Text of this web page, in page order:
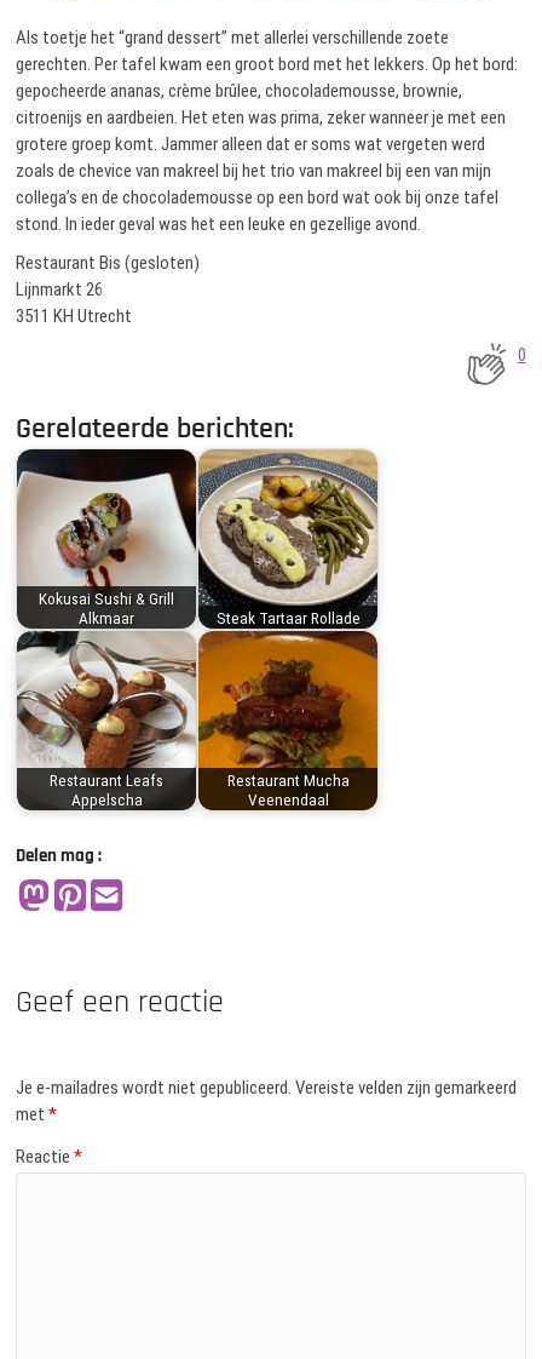
Als toetje het “grand dessert” met allerlei verschillende zoete
gerechten. Per tafel kwam een groot bord met het lekkers. Op het bord:
gepocheerde ananas, crème brûlee, chocolademousse, brownie,
citroenijs en aardbeien. Het eten was prima, zeker wanneer je met een
grotere groep komt. Jammer alleen dat er soms wat vergeten werd
zoals de chevice van makreel bij het trio van makreel bij een van mijn
collega’s en de chocolademousse op een bord wat ook bij onze tafel
stond. In ieder geval was het een leuke en gezellige avond.
Restaurant Bis (gesloten)
Lijnmarkt 26
3511 KH Utrecht
0
Gerelateerde berichten:
Kokusai Sushi & Grill
Alkmaar
Steak Tartaar Rollade
Restaurant Leafs
Appelscha
Restaurant Mucha
Veenendaal
Delen mag :
Geef een reactie
Je e-mailadres wordt niet gepubliceerd. Vereiste velden zijn gemarkeerd
met*
Reactie*